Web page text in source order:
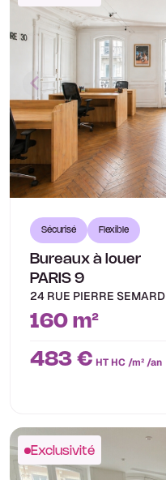
Sécurisé Flexible
Bureaux à louer
PARIS 9
24 RUE PIERRE SEMARD
160 m²
483 € HT HC /m² /an
Exclusivité